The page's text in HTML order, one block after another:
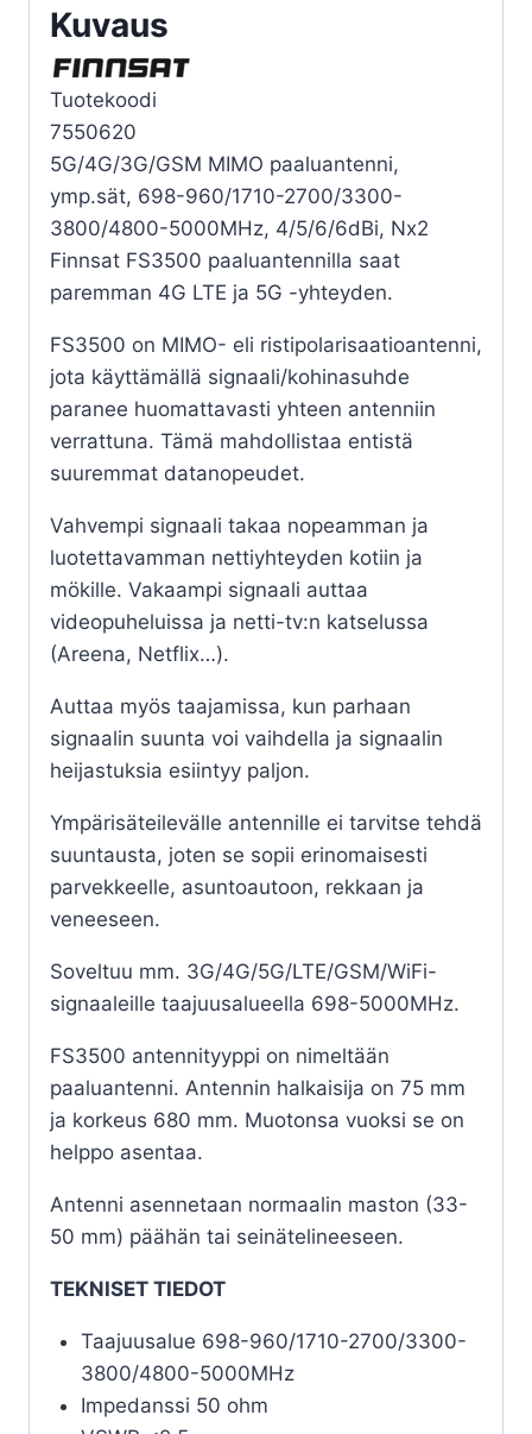
Kuvaus
Tuotekoodi
7550620
5G/4G/3G/GSM MIMO paaluantenni,
ymp.sät, 698-960/1710-2700/3300-
3800/4800-5000MHz, 4/5/6/6dBi, Nx2
Finnsat FS3500 paaluantennilla saat
paremman 4G LTE ja 5G -yhteyden.
FS3500 on MIMO- eli ristipolarisaatioantenni,
jota käyttämällä signaali/kohinasuhde
paranee huomattavasti yhteen antenniin
verrattuna. Tämä mahdollistaa entistä
suuremmat datanopeudet.
Vahvempi signaali takaa nopeamman ja
luotettavamman nettiyhteyden kotiin ja
mökille. Vakaampi signaali auttaa
videopuheluissa ja netti-tv:n katselussa
(Areena, Netflix…).
Auttaa myös taajamissa, kun parhaan
signaalin suunta voi vaihdella ja signaalin
heijastuksia esiintyy paljon.
Ympärisäteilevälle antennille ei tarvitse tehdä
suuntausta, joten se sopii erinomaisesti
parvekkeelle, asuntoautoon, rekkaan ja
veneeseen.
Soveltuu mm. 3G/4G/5G/LTE/GSM/WiFi-
signaaleille taajuusalueella 698-5000MHz.
FS3500 antennityyppi on nimeltään
paaluantenni. Antennin halkaisija on 75 mm
ja korkeus 680 mm. Muotonsa vuoksi se on
helppo asentaa.
Antenni asennetaan normaalin maston (33-
50 mm) päähän tai seinätelineeseen.
TEKNISET TIEDOT
Taajuusalue 698-960/1710-2700/3300-
3800/4800-5000MHz
Impedanssi 50 ohm